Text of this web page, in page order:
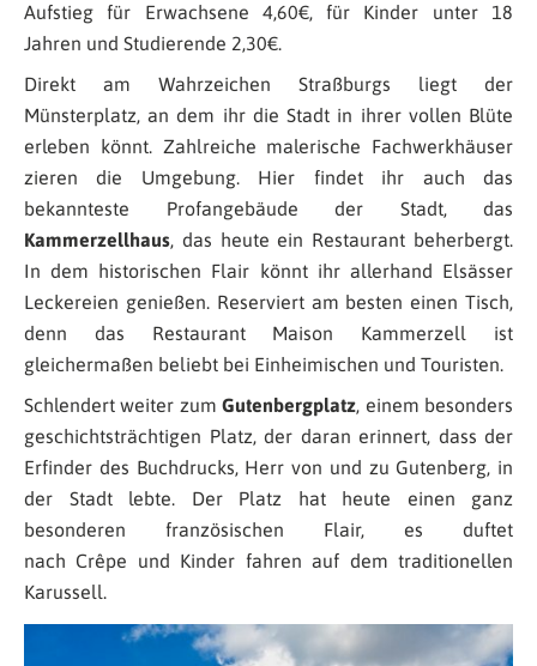
Aufstieg für Erwachsene 4,60€, für Kinder unter 18
Jahren und Studierende 2,30€.
Direkt am Wahrzeichen Straßburgs liegt der
Münsterplatz, an dem ihr die Stadt in ihrer vollen Blüte
erleben könnt. Zahlreiche malerische Fachwerkhäuser
zieren die Umgebung. Hier findet ihr auch das
bekannteste Profangebäude der Stadt, das
Kammerzellhaus, das heute ein Restaurant beherbergt.
In dem historischen Flair könnt ihr allerhand Elsässer
Leckereien genießen. Reserviert am besten einen Tisch,
denn das Restaurant Maison Kammerzell ist
gleichermaßen beliebt bei Einheimischen und Touristen.
Schlendert weiter zum Gutenbergplatz, einem besonders
geschichtsträchtigen Platz, der daran erinnert, dass der
Erfinder des Buchdrucks, Herr von und zu Gutenberg, in
der Stadt lebte. Der Platz hat heute einen ganz
besonderen französischen Flair, es duftet
nach Crêpe und Kinder fahren auf dem traditionellen
Karussell.